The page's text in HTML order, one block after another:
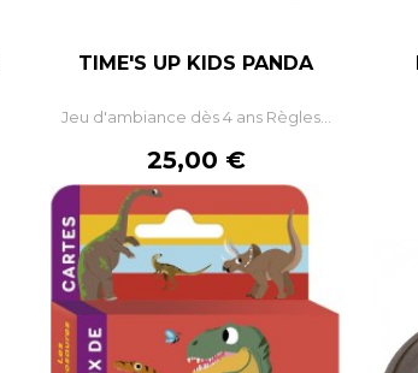
TIME'S UP KIDS PANDA
Jeu d'ambiance dès 4 ans Règles...
Prix
25,00 €